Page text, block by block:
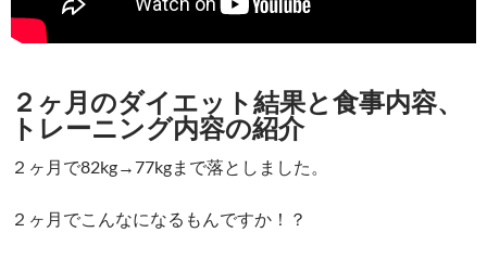
２ヶ月のダイエット結果と食事内容、
トレーニング内容の紹介
２ヶ月で82kg→77kgまで落としました。
２ヶ月でこんなになるもんですか！？